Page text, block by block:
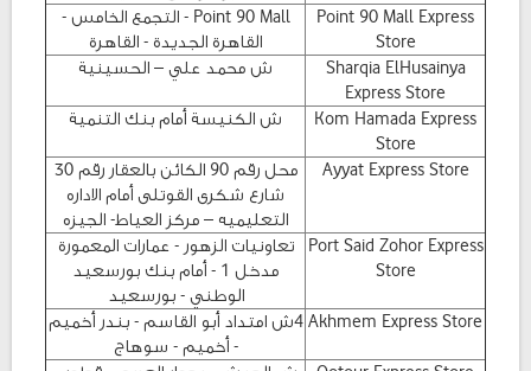
Point 90 Mall Express
Store
Point 90 Mall - التجمع الخامس -
القاهرة الجديدة - القاهرة
Sharqia ElHusainya
Express Store
ش محمد علي – الحسينية
Kom Hamada Express
Store
ش الكنيسة أمام بنك التنمية
Ayyat Express Store
محل رقم 90 الكائن بالعقار رقم 30
شارع شكرى القوتلى أمام الاداره
التعليميه – مركز العياط- الجيزه
Port Said Zohor Express
Store
تعاونيات الزهور - عمارات المعمورة
مدخل 1 - أمام بنك بورسعيد
الوطني - بورسعيد
Akhmem Express Store
4ش امتداد أبو القاسم - بندر أخميم
- أخميم - سوهاج